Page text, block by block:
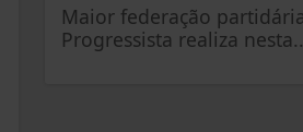
Maior federação
Progressista realiza